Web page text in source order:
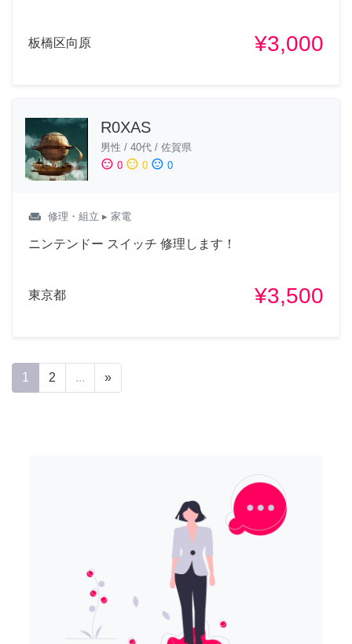
板橋区向原 ¥3,000
R0XAS
男性 / 40代 / 佐賀県
sentiment_satisfied 0 sentiment_neutral 0 sentiment_dissatisfied 0
weekend 修理・組立 ▸ 家電
ニンテンドー スイッチ 修理します！
東京都 ¥3,500
1 2 ... »